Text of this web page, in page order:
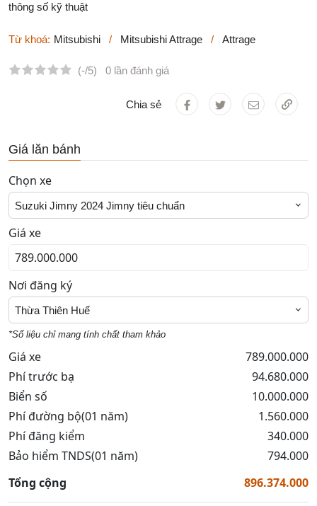
thông số kỹ thuật
Từ khoá: Mitsubishi / Mitsubishi Attrage / Attrage
(-/5) 0 lần đánh giá
Chia sẻ
Giá lăn bánh
Chọn xe
Suzuki Jimny 2024 Jimny tiêu chuẩn
Giá xe
Nơi đăng ký
Thừa Thiên Huế
*Số liệu chỉ mang tính chất tham khảo
Giá xe
789.000.000
Phí trước bạ
94.680.000
Biển số
10.000.000
Phí đường bộ(01 năm)
1.560.000
Phí đăng kiểm
340.000
Bảo hiểm TNDS(01 năm)
794.000
Tổng cộng
896.374.000